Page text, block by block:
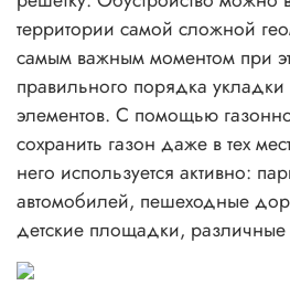
территории самой сложной
самым важным моментом при
правильного порядка
элементов. С помощью
сохранить газон даже в тех
него используется активно:
автомобилей, пешеходные
детские площадки, различные